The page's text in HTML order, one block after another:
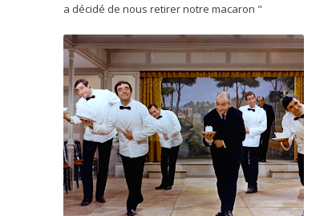
a décidé de nous retirer notre macaron "